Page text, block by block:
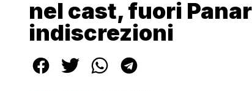
nel cast, fuori
indiscrezioni